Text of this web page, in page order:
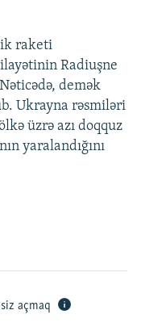
raketi
Radiuşne
demək
Ukrayna rəsmiləri
üzrə azı doqquz
yaralandığını
açmaq